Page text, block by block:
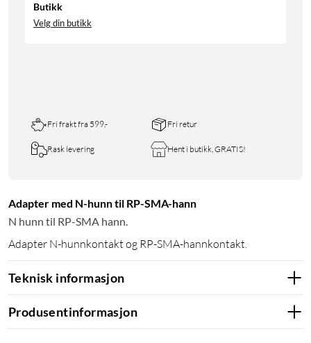
Butikk
Velg din butikk
Fri frakt fra 599,- Fri retur
Rask levering Hent i butikk, GRATIS!
Adapter med N-hunn til RP-SMA-hann
N hunn til RP-SMA hann.
Adapter N-hunnkontakt og RP-SMA-hannkontakt.
Teknisk informasjon
Produsentinformasjon